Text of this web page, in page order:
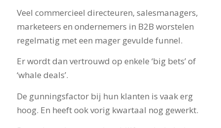
Veel commercieel directeuren, salesmanagers,
marketeers en ondernemers in B2B worstelen
regelmatig met een mager gevulde funnel.
Er wordt dan vertrouwd op enkele ‘big bets’ of
‘whale deals’.
De gunningsfactor bij hun klanten is vaak erg
hoog. En heeft ook vorig kwartaal nog gewerkt.